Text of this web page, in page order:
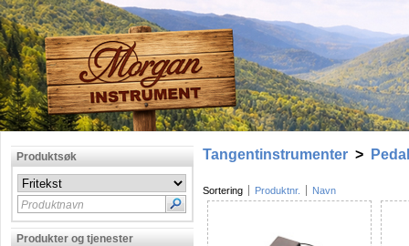
Produktsøk
Produktnavn
Produkter og tjenester
Tangentinstrumenter > Pedal
Sortering Produktnr. Navn